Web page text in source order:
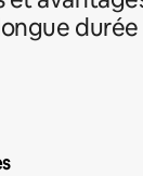
durée